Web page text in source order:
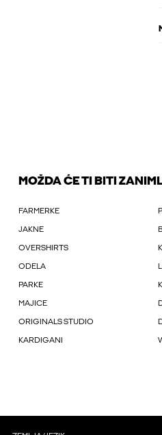
MOŽDA ĆE TI BITI
FARMERKE
JAKNE
OVERSHIRTS
ODELA
PARKE
MAJICE
ORIGINALS STUDIO
KARDIGANI